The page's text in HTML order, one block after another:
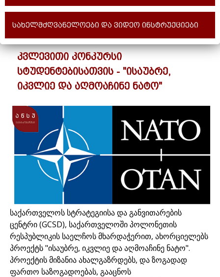
სახელმძღვანელოები და ვიდეო ინსტრუქციები
კვლევითი კონკურსი
სტუდენტებისათვის - "ისაუბრე,
იკვლიე და აღმოაჩინე ნატო"
საქართველოს სტრატეგიისა და განვითარების
ცენტრი (GCSD), საქართველოში პოლონეთის
რესპუბლიკის საელჩოს მხარდაჭერით, ახორციელებს
პროექტს "ისაუბრე, იკვლიე და აღმოაჩინე ნატო".
პროექტის მიზანია ახალგაზრდებს, და ზოგადად
ფართო საზოგადოებას, გააცნოს